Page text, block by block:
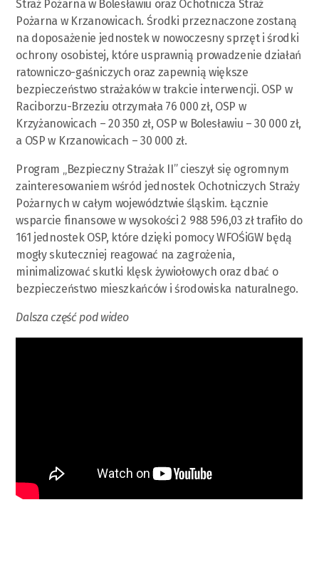
Straż Pożarna w Bolesławiu oraz Ochotnicza Straż
Pożarna w Krzanowicach. Środki przeznaczone zostaną
na doposażenie jednostek w nowoczesny sprzęt i środki
ochrony osobistej, które usprawnią prowadzenie działań
ratowniczo-gaśniczych oraz zapewnią większe
bezpieczeństwo strażaków w trakcie interwencji. OSP w
Raciborzu-Brzeziu otrzymała 76 000 zł, OSP w
Krzyżanowicach – 20 350 zł, OSP w Bolesławiu – 30 000 zł,
a OSP w Krzanowicach – 30 000 zł.
Program „Bezpieczny Strażak II” cieszył się ogromnym
zainteresowaniem wśród jednostek Ochotniczych Straży
Pożarnych w całym województwie śląskim. Łącznie
wsparcie finansowe w wysokości 2 988 596,03 zł trafiło do
161 jednostek OSP, które dzięki pomocy WFOŚiGW będą
mogły skuteczniej reagować na zagrożenia,
minimalizować skutki klęsk żywiołowych oraz dbać o
bezpieczeństwo mieszkańców i środowiska naturalnego.
Dalsza część pod wideo